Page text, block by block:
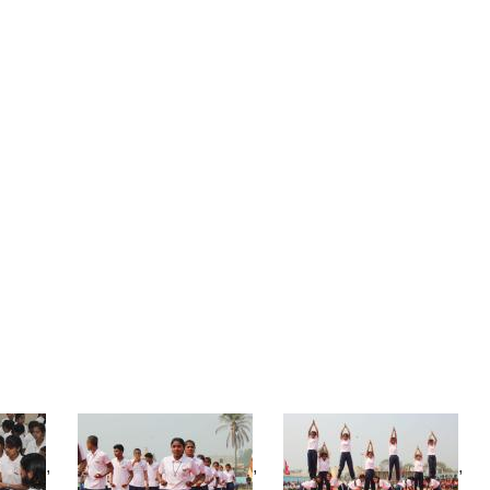
, , ,